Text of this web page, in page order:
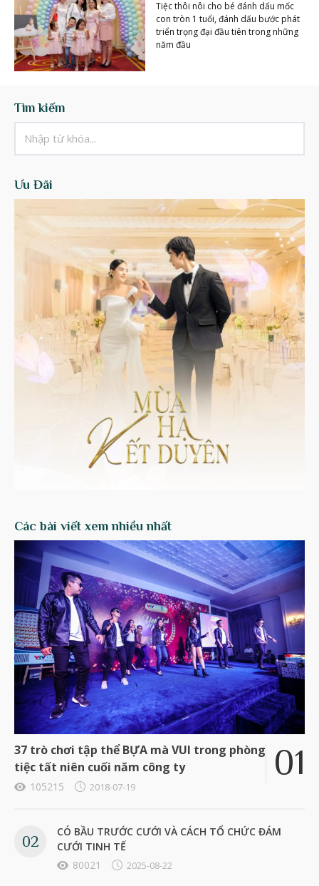
Tiệc thôi nôi cho bé đánh dấu mốc
con tròn 1 tuổi, đánh dấu bước phát
triển trọng đại đầu tiên trong những
năm đầu
Tìm kiếm
Ưu Đãi
Các bài viết xem nhiều nhất
37 trò chơi tập thể BỰA mà VUI trong phòng
tiệc tất niên cuối năm công ty
105215 2018-07-19
CÓ BẦU TRƯỚC CƯỚI VÀ CÁCH TỔ CHỨC ĐÁM
CƯỚI TINH TẾ
80021
2025-08-22